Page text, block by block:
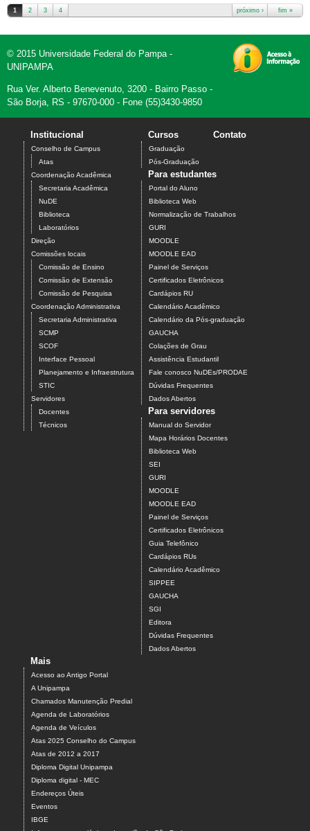
1 2 3 4 próximo › fim »
© 2015 Universidade Federal do Pampa -
UNIPAMPA
Rua Ver. Alberto Benevenuto, 3200 - Bairro Passo -
São Borja, RS - 97670-000 - Fone (55)3430-9850
Institucional
Conselho de Campus
Atas
Coordenação Acadêmica
Secretaria Acadêmica
NuDE
Biblioteca
Laboratórios
Direção
Comissões locais
Comissão de Ensino
Comissão de Extensão
Comissão de Pesquisa
Coordenação Administrativa
Secretaria Administrativa
SCMP
SCOF
Interface Pessoal
Planejamento e Infraestrutura
STIC
Servidores
Docentes
Técnicos
Cursos
Graduação
Pós-Graduação
Contato
Para estudantes
Portal do Aluno
Biblioteca Web
Normalização de Trabalhos
GURI
MOODLE
MOODLE EAD
Painel de Serviços
Certificados Eletrônicos
Cardápios RU
Calendário Acadêmico
Calendário da Pós-graduação
GAUCHA
Colações de Grau
Assistência Estudantil
Fale conosco NuDEs/PRODAE
Dúvidas Frequentes
Dados Abertos
Para servidores
Manual do Servidor
Mapa Horários Docentes
Biblioteca Web
SEI
GURI
MOODLE
MOODLE EAD
Painel de Serviços
Certificados Eletrônicos
Guia Telefônico
Cardápios RUs
Calendário Acadêmico
SIPPEE
GAUCHA
SGI
Editora
Dúvidas Frequentes
Dados Abertos
Mais
Acesso ao Antigo Portal
A Unipampa
Chamados Manutenção Predial
Agenda de Laboratórios
Agenda de Veículos
Atas 2025 Conselho do Campus
Atas de 2012 a 2017
Diploma Digital Unipampa
Diploma digital - MEC
Endereços Úteis
Eventos
IBGE